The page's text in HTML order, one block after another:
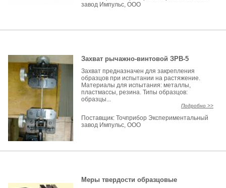
завод Импульс, ООО
Захват рычажно-винтовой ЗРВ-5
Захват предназначен для закрепления
образцов при испытании на растяжение.
Материалы для испытания: металлы,
пластмассы, резина. Типы образцов:
образцы...
Подробно >>
Поставщик:Точприбор Экспериментальный
завод Импульс, ООО
Меры твердости образцовые